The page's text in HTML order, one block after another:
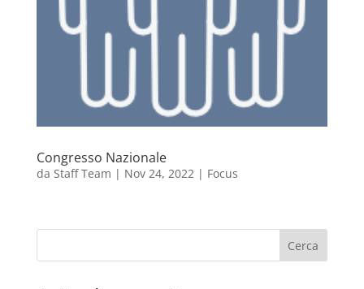
Congresso Nazionale
da Staff Team | Nov 24, 2022| Focus
Cerca